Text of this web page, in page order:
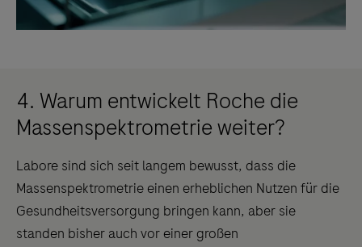
4. Warum entwickelt Roche die
Massenspektrometrie weiter?
Labore sind sich seit langem bewusst, dass die
Massenspektrometrie einen erheblichen Nutzen für die
Gesundheitsversorgung bringen kann, aber sie
standen bisher auch vor einer großen